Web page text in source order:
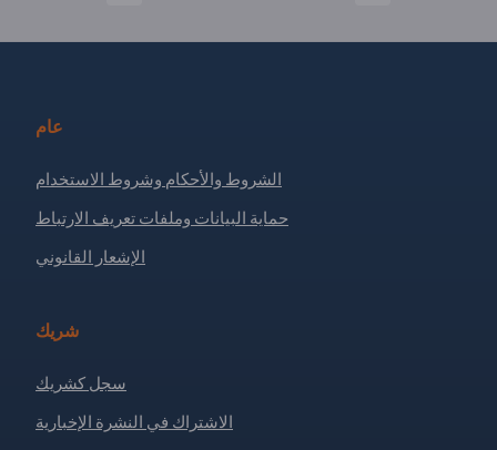
عام
الشروط والأحكام وشروط الاستخدام
حماية البيانات وملفات تعريف الارتباط
الإشعار القانوني
شريك
سجل كشريك
الاشتراك في النشرة الإخبارية